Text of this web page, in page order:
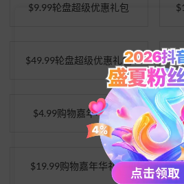
$9.99轮盘超级优惠礼包
$49.99轮盘超级优惠礼包
$4.99购物嘉年华礼包
$19.99购物嘉年华礼包